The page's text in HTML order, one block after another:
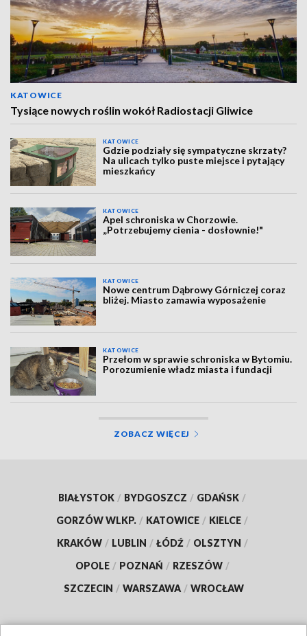
KATOWICE
Tysiące nowych roślin wokół Radiostacji Gliwice
KATOWICE
Gdzie podziały się sympatyczne skrzaty?
Na ulicach tylko puste miejsce i pytający
mieszkańcy
KATOWICE
Apel schroniska w Chorzowie.
„Potrzebujemy cienia - dosłownie!"
KATOWICE
Nowe centrum Dąbrowy Górniczej coraz
bliżej. Miasto zamawia wyposażenie
KATOWICE
Przełom w sprawie schroniska w Bytomiu.
Porozumienie władz miasta i fundacji
ZOBACZ WIĘCEJ
BIAŁYSTOK / BYDGOSZCZ / GDAŃSK /
GORZÓW WLKP. / KATOWICE / KIELCE /
KRAKÓW / LUBLIN / ŁÓDŹ / OLSZTYN /
OPOLE / POZNAŃ / RZESZÓW /
SZCZECIN / WARSZAWA / WROCŁAW